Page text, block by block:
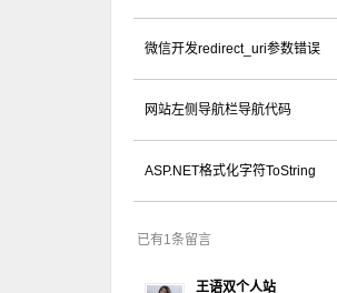
微信开发redirect_uri参数错误
网站左侧导航栏导航代码
ASP.NET格式化字符ToString
已有1条留言
王语双个人站